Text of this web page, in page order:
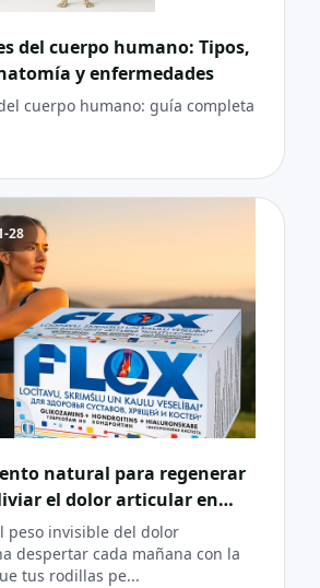
del cuerpo humano: Tipos,
y enfermedades
cuerpo humano: guía completa
28
natural para regenerar
el dolor articular en
peso invisible del dolor
despertar cada mañana con la
tus rodillas pe...